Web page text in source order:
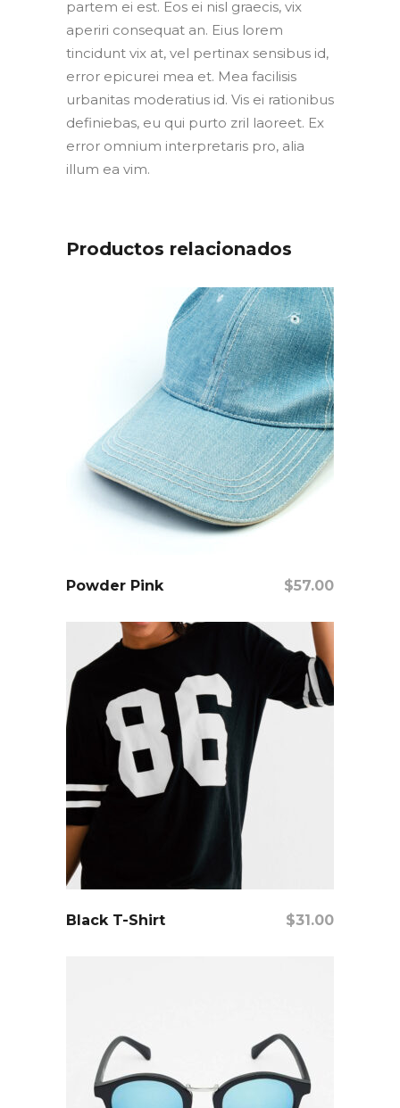
partem ei est. Eos ei nisl graecis, vix
aperiri consequat an. Eius lorem
tincidunt vix at, vel pertinax sensibus id,
error epicurei mea et. Mea facilisis
urbanitas moderatius id. Vis ei rationibus
definiebas, eu qui purto zril laoreet. Ex
error omnium interpretaris pro, alia
illum ea vim.
Productos relacionados
Añadir Al Carrito
Powder Pink $57.00
Añadir Al Carrito
Black T-Shirt $31.00